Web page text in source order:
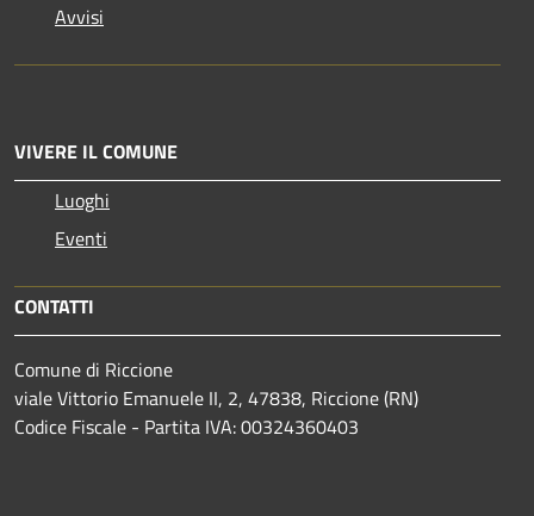
Avvisi
VIVERE IL COMUNE
Luoghi
Eventi
CONTATTI
Comune di Riccione
viale Vittorio Emanuele II, 2, 47838, Riccione (RN)
Codice Fiscale - Partita IVA: 00324360403